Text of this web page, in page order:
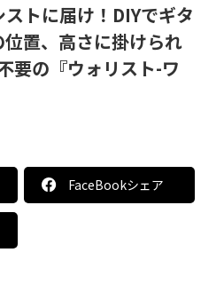
トに届け！DIYでギタ
置、高さに掛けられ
要の『ウォリスト-ワ
FaceBookシェア